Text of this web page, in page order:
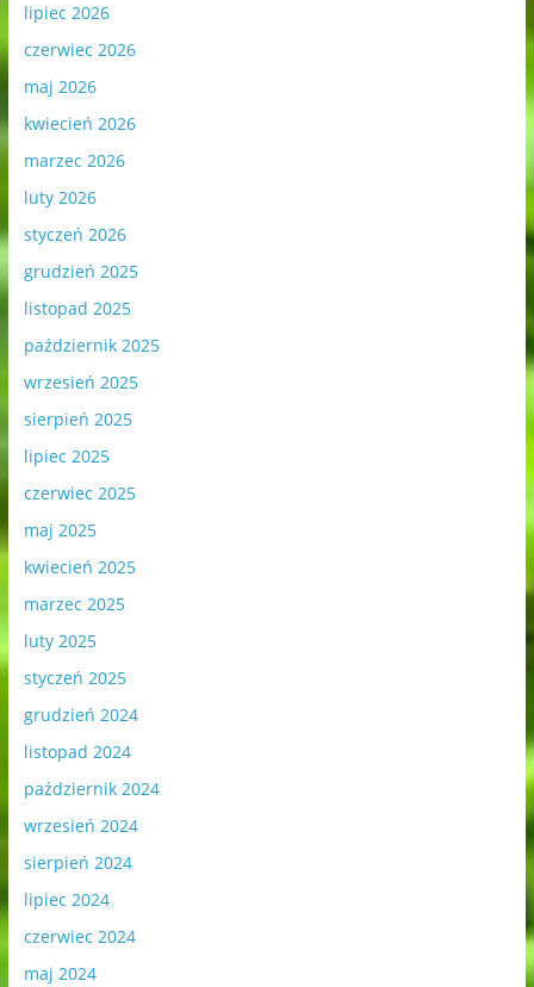
lipiec 2026
czerwiec 2026
maj 2026
kwiecień 2026
marzec 2026
luty 2026
styczeń 2026
grudzień 2025
listopad 2025
październik 2025
wrzesień 2025
sierpień 2025
lipiec 2025
czerwiec 2025
maj 2025
kwiecień 2025
marzec 2025
luty 2025
styczeń 2025
grudzień 2024
listopad 2024
październik 2024
wrzesień 2024
sierpień 2024
lipiec 2024
czerwiec 2024
maj 2024